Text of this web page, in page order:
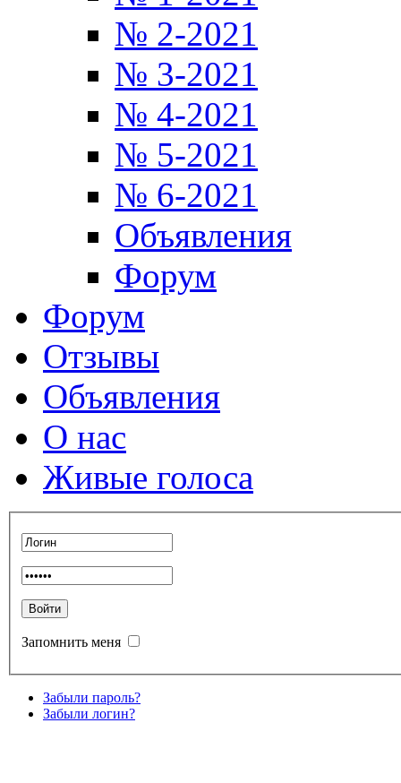
№ 2-2021
№ 3-2021
№ 4-2021
№ 5-2021
№ 6-2021
Объявления
Форум
Форум
Отзывы
Объявления
О нас
Живые голоса
Запомнить меня
Забыли пароль?
Забыли логин?